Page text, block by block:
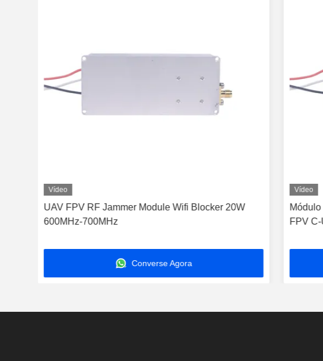
Vídeo
UAV FPV RF Jammer Module Wifi Blocker 20W
600MHz-700MHz
Converse Agora
Vídeo
FPV